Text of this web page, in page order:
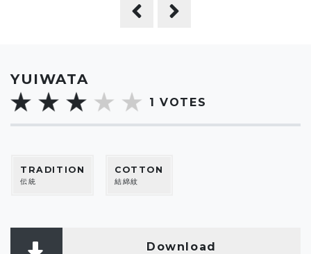
YUIWATA
1 VOTES
TRADITION
伝統
COTTON
結綿紋
Download